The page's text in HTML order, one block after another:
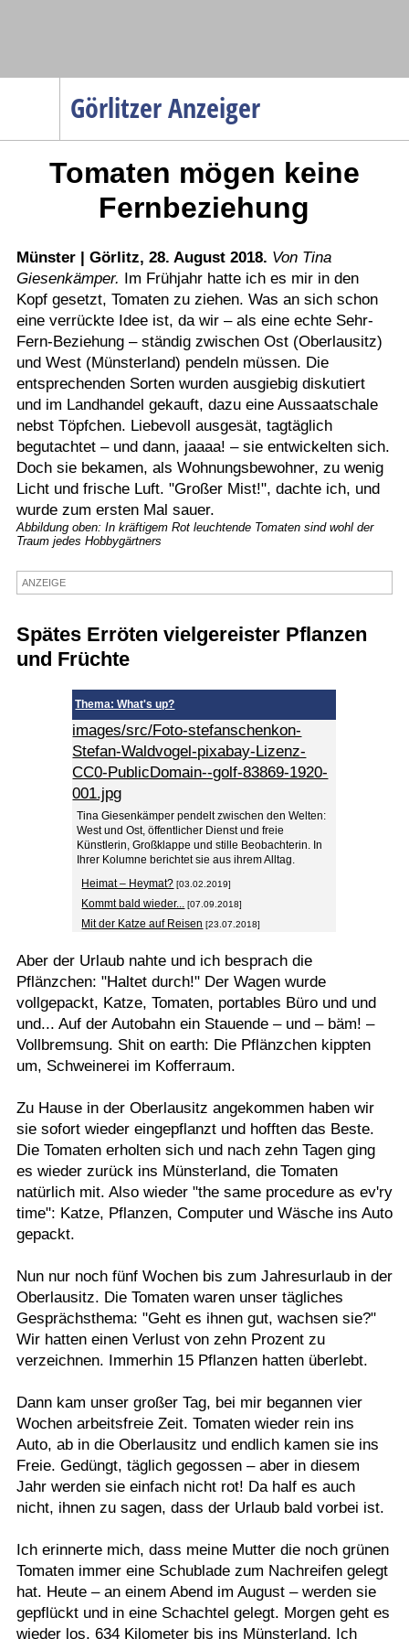
Görlitzer Anzeiger
Menüpunkte
Politik
Gesellschaft
Wirtschaft
Service
Verkehr
Gesundheit
Sport
Kostenlos
Tomaten mögen keine
Fernbeziehung
Münster | Görlitz, 28. August 2018. Von Tina
Giesenkämper. Im Frühjahr hatte ich es mir in den
Kopf gesetzt, Tomaten zu ziehen. Was an sich schon
eine verrückte Idee ist, da wir – als eine echte Sehr-
Fern-Beziehung – ständig zwischen Ost (Oberlausitz)
und West (Münsterland) pendeln müssen. Die
entsprechenden Sorten wurden ausgiebig diskutiert
und im Landhandel gekauft, dazu eine Aussaatschale
nebst Töpfchen. Liebevoll ausgesät, tagtäglich
begutachtet – und dann, jaaaa! – sie entwickelten sich.
Doch sie bekamen, als Wohnungsbewohner, zu wenig
Licht und frische Luft. "Großer Mist!", dachte ich, und
wurde zum ersten Mal sauer.
Abbildung oben: In kräftigem Rot leuchtende Tomaten sind wohl der
Traum jedes Hobbygärtners
ANZEIGE
Spätes Erröten vielgereister Pflanzen
und Früchte
Thema: What's up?
images/src/Foto-stefanschenkon-
Stefan-Waldvogel-pixabay-Lizenz-
CC0-PublicDomain--golf-83869-1920-
001.jpg
Tina Giesenkämper pendelt zwischen den Welten:
West und Ost, öffentlicher Dienst und freie
Künstlerin, Großklappe und stille Beobachterin. In
Ihrer Kolumne berichtet sie aus ihrem Alltag.
Heimat – Heymat? [03.02.2019]
Kommt bald wieder... [07.09.2018]
Mit der Katze auf Reisen [23.07.2018]
Aber der Urlaub nahte und ich besprach die
Pflänzchen: "Haltet durch!" Der Wagen wurde
vollgepackt, Katze, Tomaten, portables Büro und und
und... Auf der Autobahn ein Stauende – und – bäm! –
Vollbremsung. Shit on earth: Die Pflänzchen kippten
um, Schweinerei im Kofferraum.
Zu Hause in der Oberlausitz angekommen haben wir
sie sofort wieder eingepflanzt und hofften das Beste.
Die Tomaten erholten sich und nach zehn Tagen ging
es wieder zurück ins Münsterland, die Tomaten
natürlich mit. Also wieder "the same procedure as ev'ry
time": Katze, Pflanzen, Computer und Wäsche ins Auto
gepackt.
Nun nur noch fünf Wochen bis zum Jahresurlaub in der
Oberlausitz. Die Tomaten waren unser tägliches
Gesprächsthema: "Geht es ihnen gut, wachsen sie?"
Wir hatten einen Verlust von zehn Prozent zu
verzeichnen. Immerhin 15 Pflanzen hatten überlebt.
Dann kam unser großer Tag, bei mir begannen vier
Wochen arbeitsfreie Zeit. Tomaten wieder rein ins
Auto, ab in die Oberlausitz und endlich kamen sie ins
Freie. Gedüngt, täglich gegossen – aber in diesem
Jahr werden sie einfach nicht rot! Da half es auch
nicht, ihnen zu sagen, dass der Urlaub bald vorbei ist.
Ich erinnerte mich, dass meine Mutter die noch grünen
Tomaten immer eine Schublade zum Nachreifen gelegt
hat. Heute – an einem Abend im August – werden sie
gepflückt und in eine Schachtel gelegt. Morgen geht es
wieder los, 634 Kilometer bis ins Münsterland. Ich